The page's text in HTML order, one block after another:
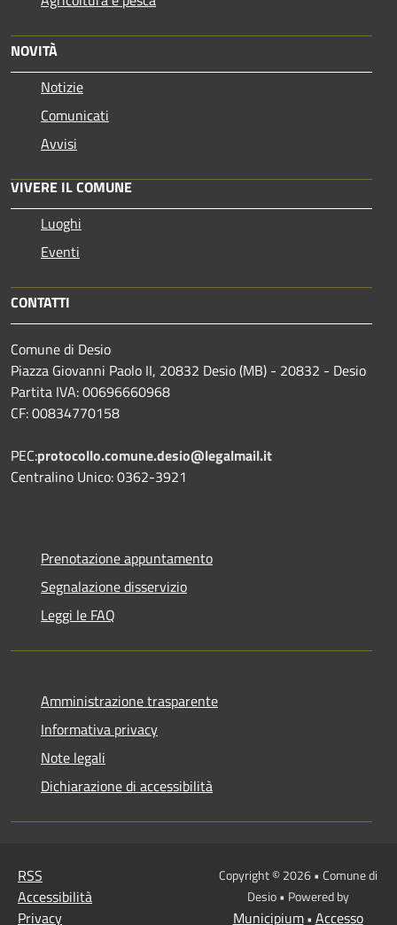
NOVITÀ
Notizie
Comunicati
Avvisi
VIVERE IL COMUNE
Luoghi
Eventi
CONTATTI
Comune di Desio
Piazza Giovanni Paolo II, 20832 Desio (MB) - 20832 - Desio
Partita IVA: 00696660968
CF: 00834770158
PEC:protocollo.comune.desio@legalmail.it
Centralino Unico: 0362-3921
Prenotazione appuntamento
Segnalazione disservizio
Leggi le FAQ
Amministrazione trasparente
Informativa privacy
Note legali
Dichiarazione di accessibilità
RSS
Accessibilità
Privacy
Copyright © 2026 • Comune di
Desio • Powered by
Municipium• Accesso